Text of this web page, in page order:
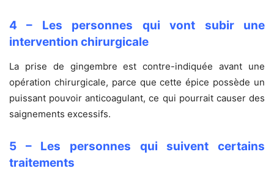
4 – Les personnes qui vont subir une
intervention chirurgicale
La prise de gingembre est contre-indiquée avant une
opération chirurgicale, parce que cette épice possède un
puissant pouvoir anticoagulant, ce qui pourrait causer des
saignements excessifs.
5 – Les personnes qui suivent certains
traitements